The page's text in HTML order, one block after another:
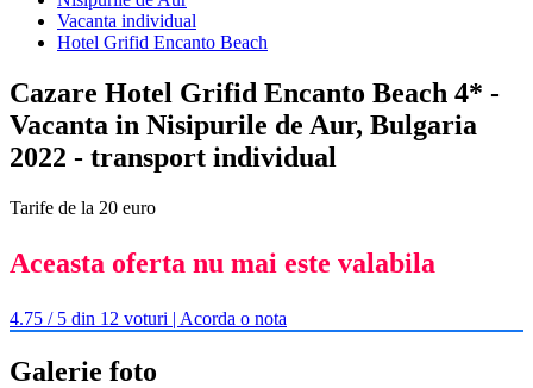
Vacanta individual
Hotel Grifid Encanto Beach
Cazare Hotel Grifid Encanto Beach 4* -
Vacanta in Nisipurile de Aur, Bulgaria
2022 - transport individual
Tarife de la 20 euro
Aceasta oferta nu mai este valabila
4.75 / 5 din 12 voturi | Acorda o nota
Galerie foto